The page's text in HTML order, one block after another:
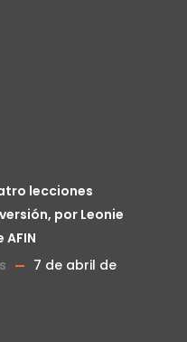
lecciones
por Leonie
7 de abril de